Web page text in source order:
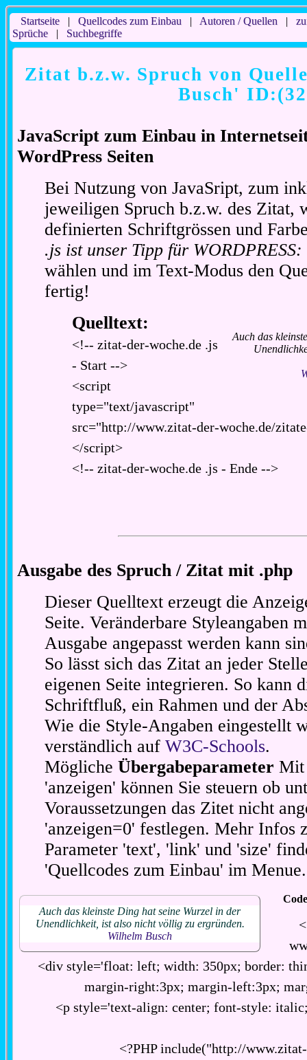
Startseite| Quellcodes zum Einbau | Autoren / Quellen |
Sprüche| Suchbegriffe
Zitat b.z.w. Spruch von
Busch'
JavaScript zum Einbau in
WordPress Seiten
Bei Nutzung von JavaSript, zum
jeweiligen Spruch b.z.w. des Zitat,
definierten Schriftgrössen und
.js ist unser Tipp für WORDPRESS:
wählen und im Text-Modus den
fertig!
Auch das
Quelltext:
<!-- zitat-der-woche.de .js
- Start -->
<script
type="text/javascript"
src="http://www.zitat-der-woche.de/
</script>
<!-- zitat-der-woche.de .js - Ende -->
Ausgabe des Spruch / Zitat mit .php
Dieser Quelltext erzeugt die
Seite. Veränderbare Styleangaben
Ausgabe angepasst werden kann
So lässt sich das Zitat an jeder
eigenen Seite integrieren. So kann
Schriftfluß, ein Rahmen und der
Wie die Style-Angaben eingestellt
verständlich aufW3C-Schools.
MöglicheÜbergabeparameter Mit
'anzeigen' können Sie steuern ob
Voraussetzungen das Zitet nicht
'anzeigen=0' festlegen. Mehr Infos
Parameter 'text', 'link' und 'size'
'Quellcodes zum Einbau' im Menue.
Auch das kleinste Ding hat seine Wurzel in der
Unendlichkeit, ist also nicht völlig zu ergründen.
Wilhelm Busch
<div style='float: left; width: 350px; border:
margin-right:3px; margin-left:3px;
<p style='text-align: center; font-style:
<?PHP include("http://